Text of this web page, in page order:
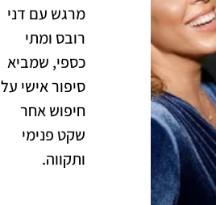
מרגש עם דני
רובס ומתי
כספי, שמביא
סיפור אישי על
חיפוש אחר
שקט פנימי
ותקווה.